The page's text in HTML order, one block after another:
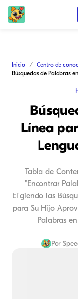
Inicio Centro de
Línea
Tabla de
"Encontrar
Eligiendo las
para Su Hijo
Palabras
Por